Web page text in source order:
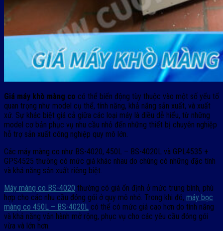
Giá máy khò màng co có thể biến động tùy thuộc vào một số yếu tố
quan trọng như model cụ thể, tính năng, khả năng sản xuất, và xuất
xứ. Sự khác biệt giá cả giữa các loại máy là điều dễ hiểu, từ những
model cơ bản phục vụ nhu cầu nhỏ đến những thiết bị chuyên nghiệp
hỗ trợ sản xuất công nghiệp quy mô lớn.
Các máy màng co như BS-4020, 450L – BS-4020L và GPL4535 +
GPS4525 thường có mức giá khác nhau do chúng có những đặc tính
và khả năng sản xuất riêng biệt.
Máy màng co BS-4020 thường có giá ổn định ở mức trung bình, phù
hợp cho các nhu cầu đóng gói ở quy mô nhỏ. Trong khi đó, máy bọc
màng co 450L – BS-4020L có thể có mức giá cao hơn do tính năng
và khả năng vận hành mở rộng, phục vụ cho các yêu cầu đóng gói
vừa và lớn hơn.